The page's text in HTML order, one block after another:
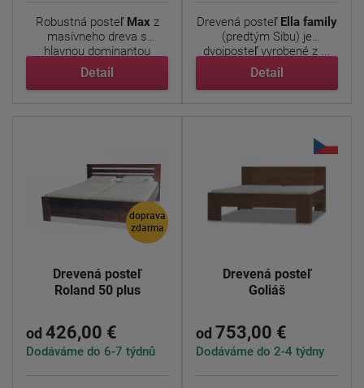
Robustná posteľ Maxz
masívneho dreva s
hlavnou dominantou
trámov v ...
Detail
Drevená posteľ Ella family
(predtým Sibu) je
dvojposteľ vyrobené z ...
Detail
doprava
zdarma
Drevená posteľ
Roland 50 plus
od 426,00 €
Dodáváme do 6-7 týdnů
Drevená posteľ
Goliáš
od 753,00 €
Dodáváme do 2-4 týdny